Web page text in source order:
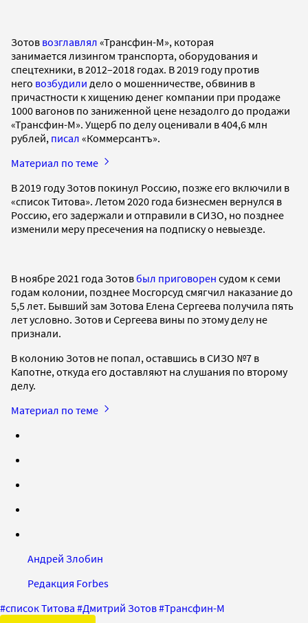
Зотов возглавлял «Трансфин-М», которая
занимается лизингом транспорта, оборудования и
спецтехники, в 2012–2018 годах. В 2019 году против
него возбудили дело о мошенничестве, обвинив в
причастности к хищению денег компании при продаже
1000 вагонов по заниженной цене незадолго до продажи
«Трансфин-М». Ущерб по делу оценивали в 404,6 млн
рублей, писал «Коммерсантъ».
Материал по теме
В 2019 году Зотов покинул Россию, позже его включили в
«список Титова». Летом 2020 года бизнесмен вернулся в
Россию, его задержали и отправили в СИЗО, но позднее
изменили меру пресечения на подписку о невыезде.
В ноябре 2021 года Зотовбыл приговорен судом к семи
годам колонии, позднее Мосгорсуд смягчил наказание до
5,5 лет. Бывший зам Зотова Елена Сергеева получила пять
лет условно. Зотов и Сергеева вины по этому делу не
признали.
В колонию Зотов не попал, оставшись в СИЗО №7 в
Капотне, откуда его доставляют на слушания по второму
делу.
Материал по теме
Андрей Злобин
Редакция Forbes
#список Титова #Дмитрий Зотов#Трансфин-М